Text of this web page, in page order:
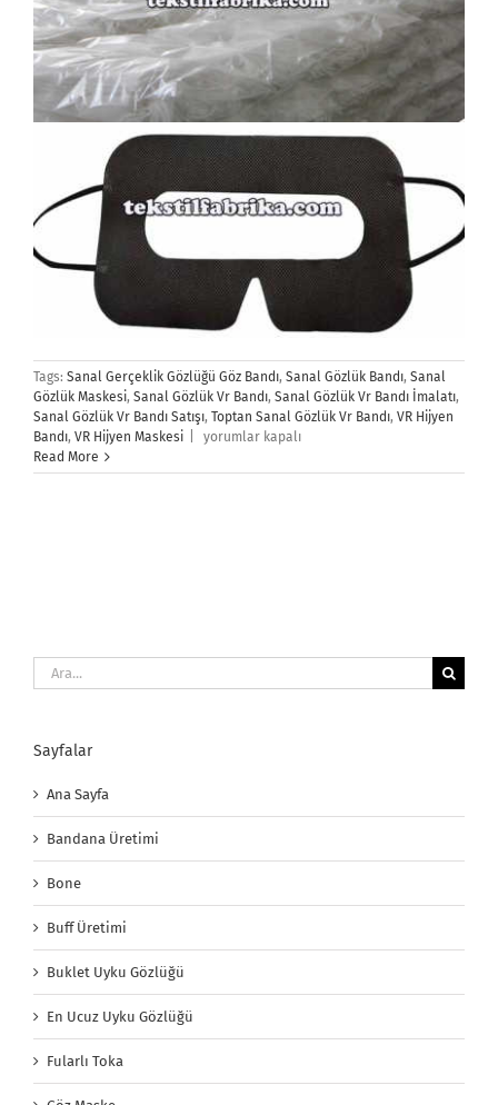
Tags: Sanal Gerçeklik Gözlüğü Göz Bandı, Sanal Gözlük Bandı, Sanal
Gözlük Maskesi, Sanal Gözlük Vr Bandı, Sanal Gözlük Vr Bandı İmalatı,
Sanal Gözlük Vr Bandı Satışı, Toptan Sanal Gözlük Vr Bandı, VR Hijyen
Bandı, VR Hijyen Maskesi
Sanal
Vr
yorumlar kapalı
Read More
Ara:
Sayfalar
Ana Sayfa
Bandana Üretimi
Bone
Buff Üretimi
Buklet Uyku Gözlüğü
En Ucuz Uyku Gözlüğü
Fularlı Toka